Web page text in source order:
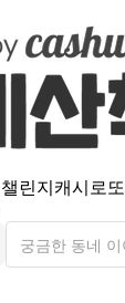
린지캐시로또